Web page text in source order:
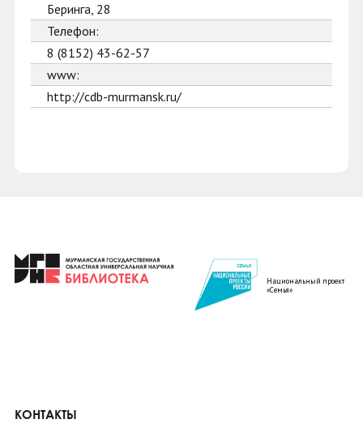
Беринга, 28
Телефон:
8 (8152) 43-62-57
www:
http://cdb-murmansk.ru/
Национальный проект
«Семья»
КОНТАКТЫ